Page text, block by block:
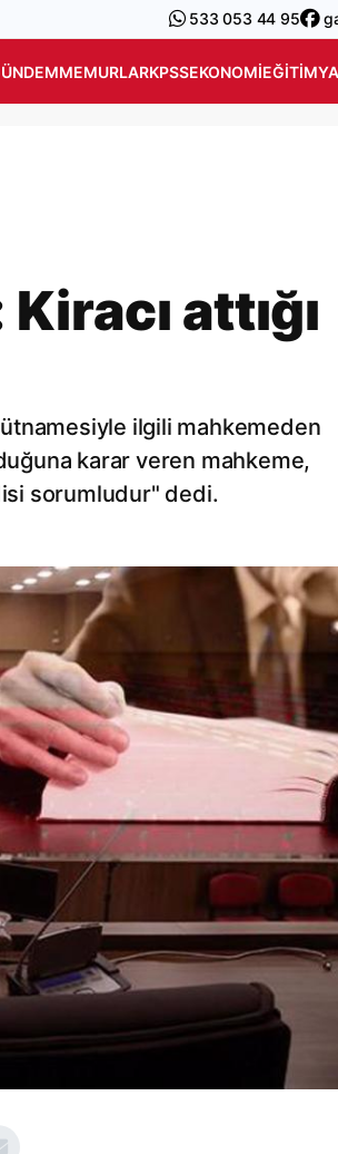
533 053 44 95
MEMURLARKPSSEKONOMIEĞITIM
attığı
ilgili mahkemeden
karar veren mahkeme,
sorumludur" dedi.